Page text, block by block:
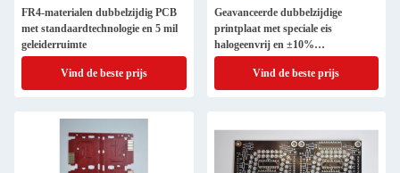
FR4-materialen dubbelzijdig PCB
met standaardtechnologie en 5 mil
geleiderruimte
Vind de beste prijs
Geavanceerde dubbelzijdige
printplaat met speciale eis
halogeenvrij en ±10%
impedantiecontrole
Vind de beste prijs